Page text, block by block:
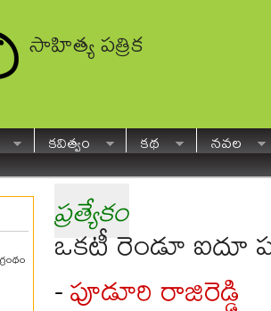
సాహిత్య పత్రిక
కవిత్వం కథ
నవల
ప్రత్యేకం
ఒకటీ రెండూ ఐదూ
-పూడూరి రాజిరెడ్డి